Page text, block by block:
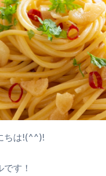
ちは!(^^)!
す！